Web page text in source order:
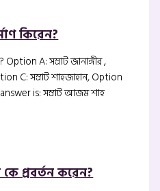
কিরেন?
Option A: সম্রাট জানাঙ্গীর ,
C: সম্রাট শাহজাহান, Option
is: সম্রাট আজম শাহ
প্রবর্তন করেন?